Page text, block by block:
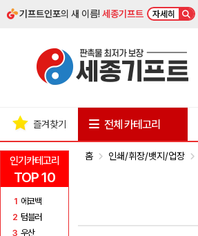
기프트인포의 새 이름!세종기프트 자세히
인기카테고리
TOP 10
1 에코백
2 텀블러
3 우산
즐겨찾기 전체 카테고리
홈 인쇄/휘장/뱃지/업장